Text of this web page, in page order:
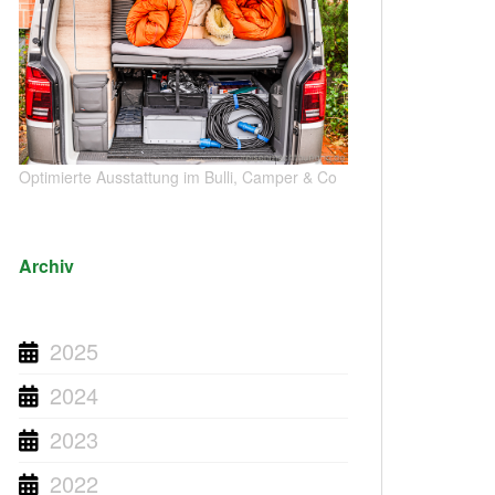
Optimierte Ausstattung im Bulli, Camper & Co
Archiv
2025
2024
2023
2022